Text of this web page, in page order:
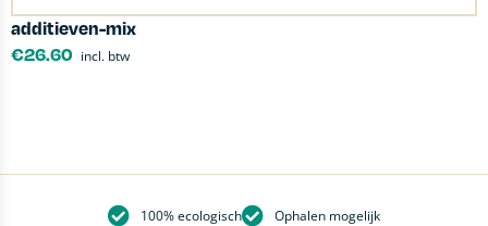
additieven-mix
€26.60 incl. btw
100% ecologisch Ophalen mogelijk